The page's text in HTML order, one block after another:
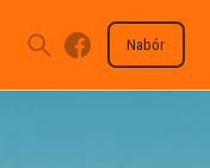
Nabór